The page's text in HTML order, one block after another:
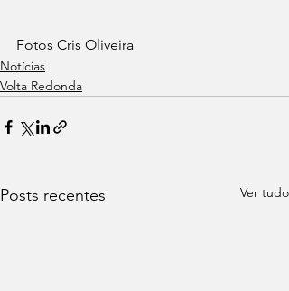
Fotos Cris Oliveira
Notícias
Volta Redonda
Posts recentes Ver tudo